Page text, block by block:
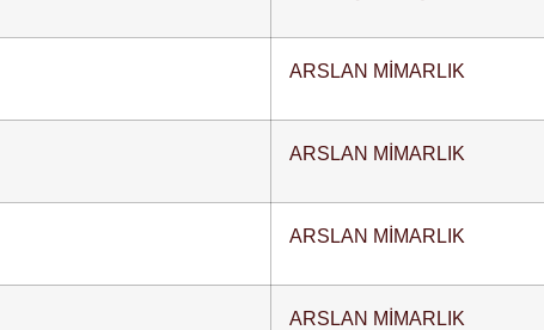
ARSLAN MİMARLIK
ARSLAN MİMARLIK
ARSLAN MİMARLIK
ARSLAN MİMARLIK